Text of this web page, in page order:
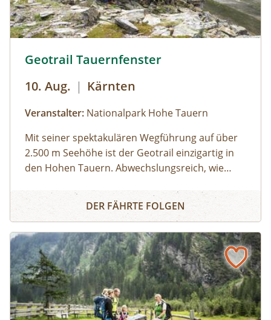
Geotrail Tauernfenster
10. Aug. | Kärnten
Veranstalter: Nationalpark Hohe Tauern
Mit seiner spektakulären Wegführung auf über
2.500 m Seehöhe ist der Geotrail einzigartig in
den Hohen Tauern. Abwechslungsreich, wie
Gesteinswelt der Hohen Tauern. Nirgendwo
sonst zeigt sich die Gesteinswelt so
die karstartige Landschaft mit Dolinen, Höhlen
und bizarren Verwitterungsformen – ein echtes
Naturwunder!
Geotrail Tauernfenster
DER FÄHRTE FOLGEN